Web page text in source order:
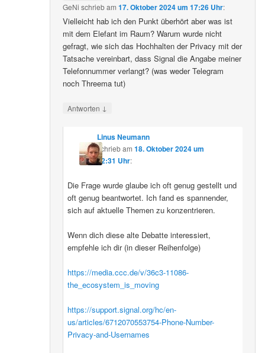
GeNi schriebam17. Oktober 2024 um 17:26 Uhr:
Vielleicht hab ich den Punkt überhört aber was ist
mit dem Elefant im Raum? Warum wurde nicht
gefragt, wie sich das Hochhalten der Privacy mit der
Tatsache vereinbart, dass Signal die Angabe meiner
Telefonnummer verlangt? (was weder Telegram
noch Threema tut)
Antworten ↓
Linus Neumann
schriebam 18. Oktober 2024 um
12:31 Uhr:
Die Frage wurde glaube ich oft genug gestellt und
oft genug beantwortet. Ich fand es spannender,
sich auf aktuelle Themen zu konzentrieren.
Wenn dich diese alte Debatte interessiert,
empfehle ich dir (in dieser Reihenfolge)
https://media.ccc.de/v/36c3-11086-
the_ecosystem_is_moving
https://support.signal.org/hc/en-
us/articles/6712070553754-Phone-Number-
Privacy-and-Usernames